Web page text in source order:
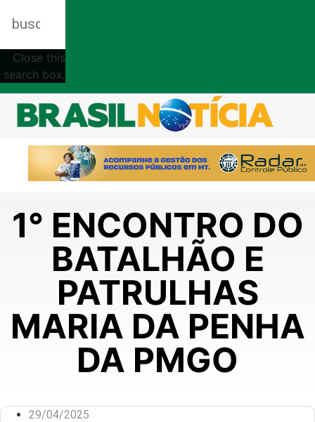
Close this
search box.
1° ENCONTRO DO
BATALHÃO E
PATRULHAS
MARIA DA PENHA
DA PMGO
29/04/2025